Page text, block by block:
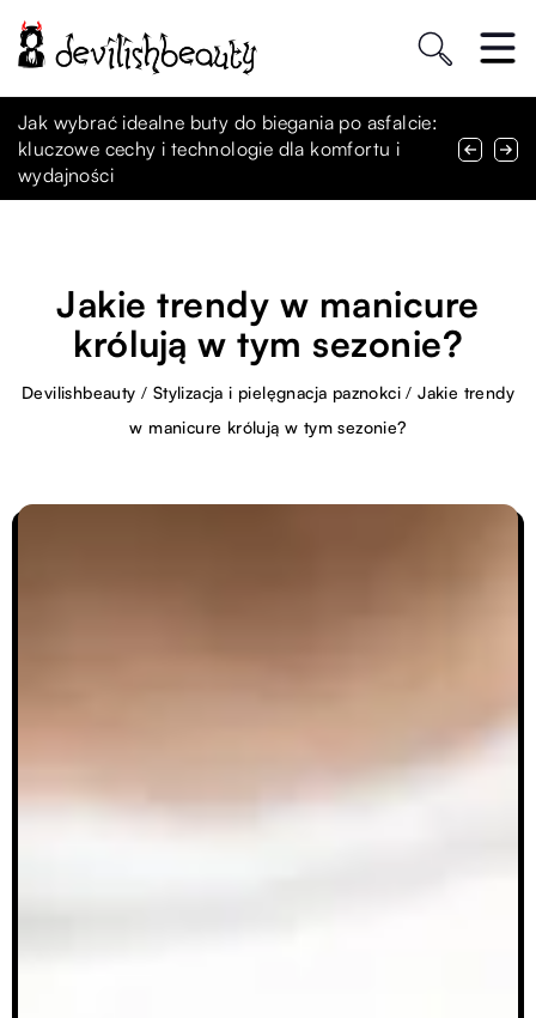
Jak naturalne zioła wspomagają walkę z
problemami skórnymi: przegląd
najskuteczniejszych mieszanki
Jak wybrać idealne buty do biegania po asfalcie:
kluczowe cechy i technologie dla komfortu i
wydajności
Jak wybrać idealną kreację na wyjątkowe okazje
szkolne?
Jakie trendy w manicure
królują w tym sezonie?
Devilishbeauty / Stylizacja i pielęgnacja paznokci /Jakie trendy
w manicure królują w tym sezonie?